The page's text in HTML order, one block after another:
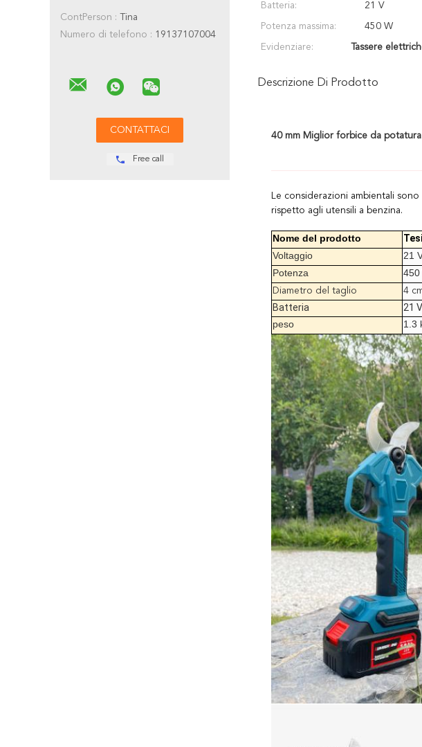
ContPerson : Tina
Numero di telefono : 19137107004
Free call
Batteria: 21 V
Potenza massima: 450 W
Evidenziare: Tassere
Descrizione Di Prodotto
40 mm Miglior forbice da
Le considerazioni ambientali
rispetto agli utensili a benzina.
Nome del prodotto
Voltaggio
21
Potenza
450
Diametro del taglio 4
Batteria
21 V
peso
1.3